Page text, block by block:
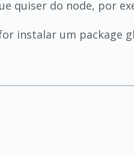
quiser do node, por
instalar um package